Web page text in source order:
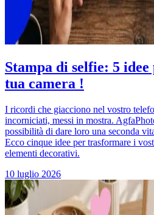
Stampa di selfie: 5
tua camera !
I ricordi che giacciono nel vostro
incorniciati, messi in mostra.
possibilità di dare loro una seconda
Ecco cinque idee per trasformare i
elementi decorativi.
10 luglio 2026